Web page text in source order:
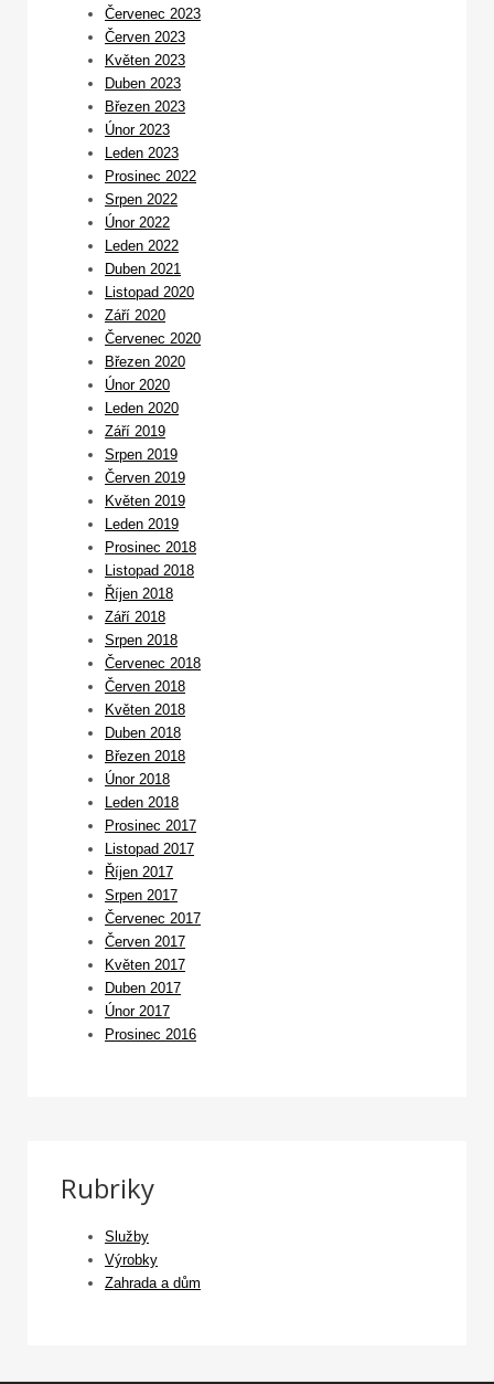
Červenec 2023
Červen 2023
Květen 2023
Duben 2023
Březen 2023
Únor 2023
Leden 2023
Prosinec 2022
Srpen 2022
Únor 2022
Leden 2022
Duben 2021
Listopad 2020
Září 2020
Červenec 2020
Březen 2020
Únor 2020
Leden 2020
Září 2019
Srpen 2019
Červen 2019
Květen 2019
Leden 2019
Prosinec 2018
Listopad 2018
Říjen 2018
Září 2018
Srpen 2018
Červenec 2018
Červen 2018
Květen 2018
Duben 2018
Březen 2018
Únor 2018
Leden 2018
Prosinec 2017
Listopad 2017
Říjen 2017
Srpen 2017
Červenec 2017
Červen 2017
Květen 2017
Duben 2017
Únor 2017
Prosinec 2016
Rubriky
Služby
Výrobky
Zahrada a dům